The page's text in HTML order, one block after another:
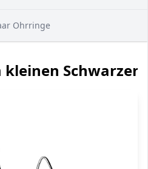
Ohrringe
kleinen Schwarzen